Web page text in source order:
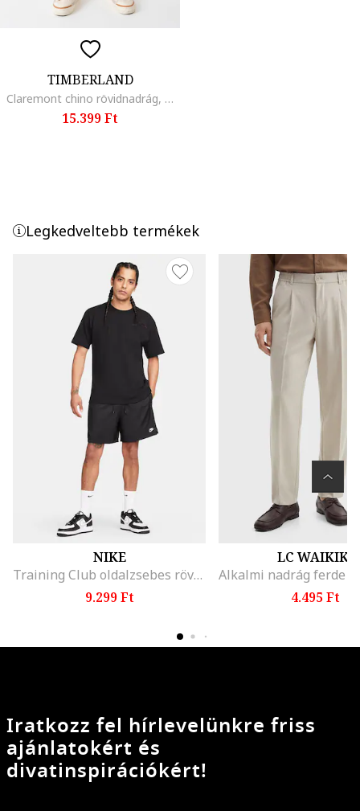
TIMBERLAND
Claremont chino rövidnadrág, Tengerészkék
15.399 Ft
Legkedveltebb termékek
NIKE
Training Club oldalzsebes rövidnadrág, Fekete
9.299 Ft
LC WAIKIKI
4.495 Ft
Iratkozz fel hírlevelünkre friss
ajánlatokért és
divatinspirációkért!